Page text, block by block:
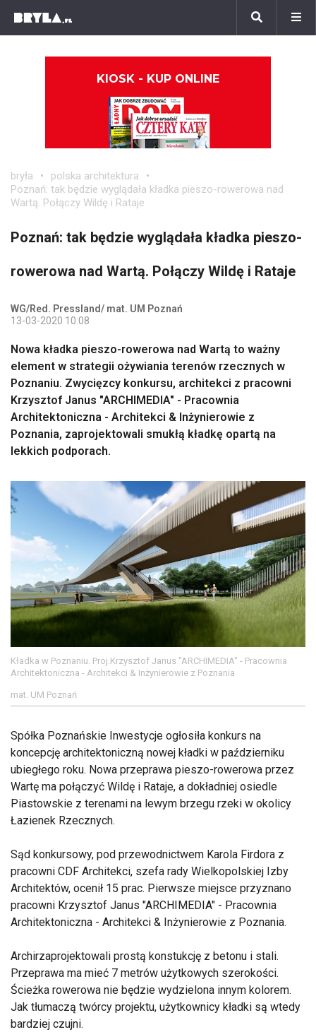
KIOSK - KUP ONLINE
bryła
polska architektura
Poznań: tak będzie wyglądała kładka pieszo-rowerowa nad
Wartą. Połączy Wildę i Rataje
Poznań: tak będzie wyglądała kładka pieszo-
rowerowa nad Wartą. Połączy Wildę i Rataje
WG/Red. Pressland/ mat. UM Poznań
13-03-2020 10:08
Nowa kładka pieszo-rowerowa nad Wartą to ważny
element w strategii ożywiania terenów rzecznych w
Poznaniu. Zwycięzcy konkursu, architekci z pracowni
Krzysztof Janus "ARCHIMEDIA" - Pracownia
Architektoniczna - Architekci & Inżynierowie z
Poznania, zaprojektowali smukłą kładkę opartą na
lekkich podporach.
Kładka w Poznaniu. Proj.Krzysztof Janus "ARCHIMEDIA" - Pracownia
Architektoniczna - Architekci & Inżynierowie z Poznania
mat. UM Poznań
Spółka Poznańskie Inwestycje ogłosiła konkurs na
koncepcję architektoniczną nowej kładki w październiku
ubiegłego roku. Nowa przeprawa pieszo-rowerowa przez
Wartę ma połączyć Wildę i Rataje, a dokładniej osiedle
Piastowskie z terenami na lewym brzegu rzeki w okolicy
Łazienek Rzecznych.
Sąd konkursowy, pod przewodnictwem Karola Firdora z
pracowni CDF Architekci, szefa rady Wielkopolskiej Izby
Architektów, ocenił 15 prac. Pierwsze miejsce przyznano
pracowni Krzysztof Janus "ARCHIMEDIA" - Pracownia
Architektoniczna - Architekci & Inżynierowie z Poznania.
Archirzaprojektowali prostą konstukcję z betonu i stali.
Przeprawa ma mieć 7 metrów użytkowych szerokości.
Ścieżka rowerowa nie będzie wydzielona innym kolorem.
Jak tłumaczą twórcy projektu, użytkownicy kładki są wtedy
bardziej czujni.